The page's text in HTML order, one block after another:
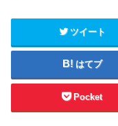
ツイート
はてブ
Pocket